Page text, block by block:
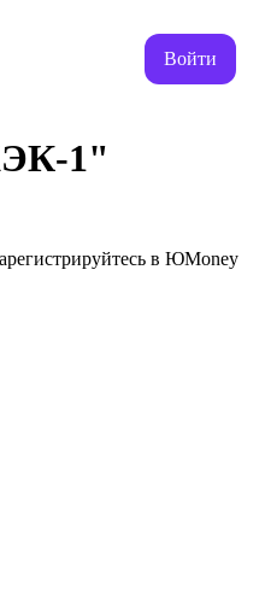
Войти
1"
в ЮMoney